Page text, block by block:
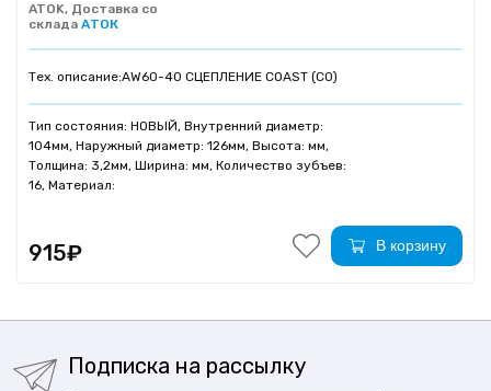
ATOK, Доставка со
склада АТОК
Тех. описание:AW60-40 СЦЕПЛЕНИЕ COAST (C0)
Тип состояния: НОВЫЙ, Внутренний диаметр:
104мм, Наружный диаметр: 126мм, Высота: мм,
Толщина: 3,2мм, Ширина: мм, Количество зубъев:
16, Материал:
915₽ В корзину
Подписка на рассылку